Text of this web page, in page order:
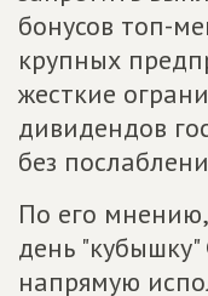
бонусов топ-
крупных
жесткие
дивидендов
без
По его
день
напрямую